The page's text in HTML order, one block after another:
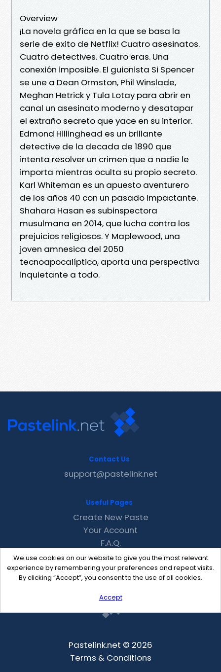
Overview
¡La novela gráfica en la que se basa la
serie de exito de Netflix! Cuatro asesinatos.
Cuatro detectives. Cuatro eras. Una
conexión imposible. El guionista Si Spencer
se une a Dean Ormston, Phil Winslade,
Meghan Hetrick y Tula Lotay para abrir en
canal un asesinato moderno y desatapar
el extraño secreto que yace en su interior.
Edmond Hillinghead es un brillante
detective de la decada de 1890 que
intenta resolver un crimen que a nadie le
importa mientras oculta su propio secreto.
Karl Whiteman es un apuesto aventurero
de los años 40 con un pasado impactante.
Shahara Hasan es subinspectora
musulmana en 2014, que lucha contra los
prejuicios religiosos. Y Maplewood, una
joven amnesica del 2050
tecnoapocalíptico, aporta una perspectiva
inquietante a todo.
We use cookies on our website to give you the most relevant
experience by remembering your preferences and repeat visits.
By clicking “Accept”, you consent to the use of all cookies.
Accept
Contact Us
support@pastelink.net
Useful Pages
Create New Paste
Your Account
F.A.Q.
Recent
Contact
Pastelink.net © 2026
Terms & Conditions